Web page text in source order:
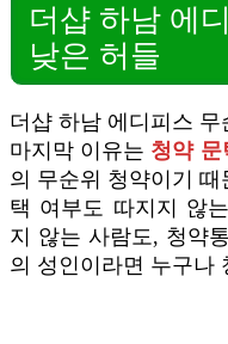
더샵 하남 에
낮은 허들
더샵 하남 에디피스
마지막 이유는 청약 문
의 무순위 청약이기
택 여부도 따지지 않
지 않는 사람도, 청약
의 성인이라면 누구나